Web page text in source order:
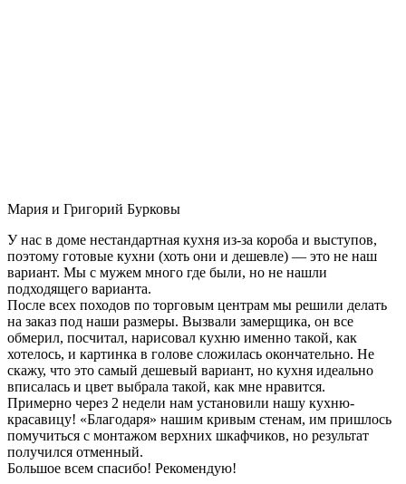
Мария и Григорий Бурковы
У нас в доме нестандартная кухня из-за короба и выступов,
поэтому готовые кухни (хоть они и дешевле) — это не наш
вариант. Мы с мужем много где были, но не нашли
подходящего варианта.
После всех походов по торговым центрам мы решили делать
на заказ под наши размеры. Вызвали замерщика, он все
обмерил, посчитал, нарисовал кухню именно такой, как
хотелось, и картинка в голове сложилась окончательно. Не
скажу, что это самый дешевый вариант, но кухня идеально
вписалась и цвет выбрала такой, как мне нравится.
Примерно через 2 недели нам установили нашу кухню-
красавицу! «Благодаря» нашим кривым стенам, им пришлось
помучиться с монтажом верхних шкафчиков, но результат
получился отменный.
Большое всем спасибо! Рекомендую!